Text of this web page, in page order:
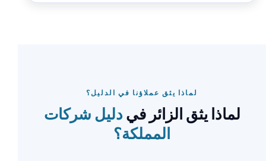
لماذا يثق عملاؤنا في الدليل؟
لماذا يثق الزائر فيدليل شركات
المملكة؟